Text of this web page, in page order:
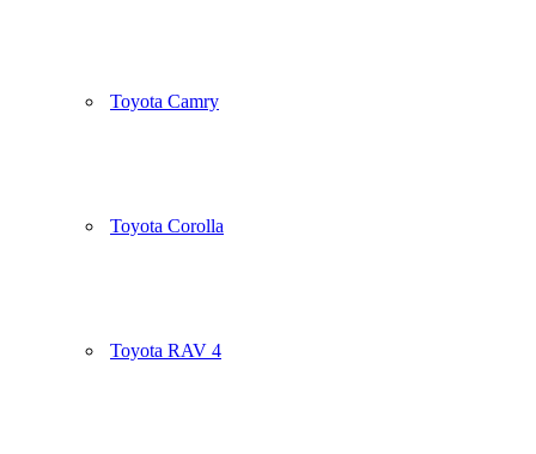
Toyota Camry
Toyota Corolla
Toyota RAV 4